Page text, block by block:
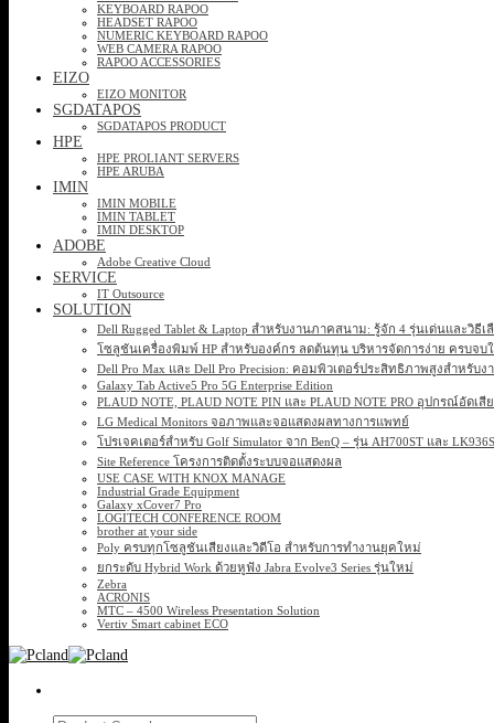
KEYBOARD RAPOO
HEADSET RAPOO
NUMERIC KEYBOARD RAPOO
WEB CAMERA RAPOO
RAPOO ACCESSORIES
EIZO
EIZO MONITOR
SGDATAPOS
SGDATAPOS PRODUCT
HPE
HPE PROLIANT SERVERS
HPE ARUBA
IMIN
IMIN MOBILE
IMIN TABLET
IMIN DESKTOP
ADOBE
Adobe Creative Cloud
SERVICE
IT Outsource
SOLUTION
Dell Rugged Tablet & Laptop สำหรับงานภาคสนาม: รู้จัก 4 รุ่นเด่นและวิธีเ
โซลูชันเครื่องพิมพ์ HP สำหรับองค์กร ลดต้นทุน บริหารจัดการง่าย ครบจบ
Dell Pro Max และ Dell Pro Precision: คอมพิวเตอร์ประสิทธิภาพสูงสำหรับ
Galaxy Tab Active5 Pro 5G Enterprise Edition
PLAUD NOTE, PLAUD NOTE PIN และ PLAUD NOTE PRO อุปกรณ์อัด
LG Medical Monitors จอภาพและจอแสดงผลทางการแพทย์
โปรเจคเตอร์สำหรับ Golf Simulator จาก BenQ – รุ่น AH700ST และ
Site Reference โครงการติดตั้งระบบจอแสดงผล
USE CASE WITH KNOX MANAGE
Industrial Grade Equipment
Galaxy xCover7 Pro
LOGITECH CONFERENCE ROOM
brother at your side
Poly ครบทุกโซลูชันเสียงและวิดีโอ สำหรับการทำงานยุคใหม่
ยกระดับ Hybrid Work ด้วยหูฟัง Jabra Evolve3 Series รุ่นใหม่
Zebra
ACRONIS
MTC – 4500 Wireless Presentation Solution
Vertiv Smart cabinet ECO